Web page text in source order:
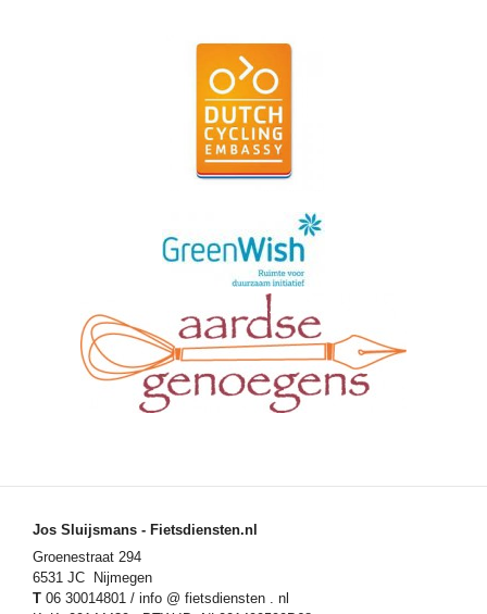
Jos Sluijsmans - Fietsdiensten.nl
Groenestraat 294
6531 JC Nijmegen
T 06 30014801 / info @ fietsdiensten . nl